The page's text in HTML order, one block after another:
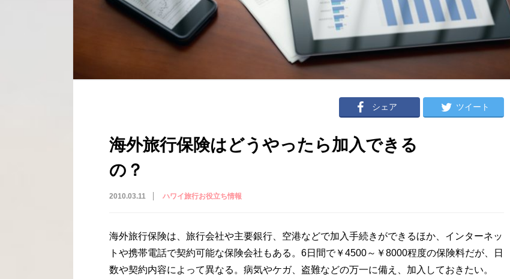
シェア ツイート
海外旅行保険はどうやったら加入できる
の？
2010.03.11 ハワイ旅行お役立ち情報
海外旅行保険は、旅行会社や主要銀行、空港などで加入手続きができるほか、インターネッ
トや携帯電話で契約可能な保険会社もある。6日間で￥4500～￥8000程度の保険料だが、日
数や契約内容によって異なる。病気やケガ、盗難などの万一に備え、加入しておきたい。